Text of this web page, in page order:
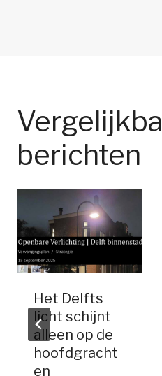
berichten
Het Delfts
licht schijnt
alleen op de
hoofdgracht
en